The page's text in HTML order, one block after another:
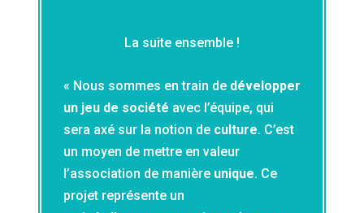
La suite ensemble !
« Nous sommes en train de développer
un jeu de société avec l’équipe, qui
sera axé sur la notion de culture. C’est
un moyen de mettre en valeur
l’association de manière unique. Ce
projet représente un